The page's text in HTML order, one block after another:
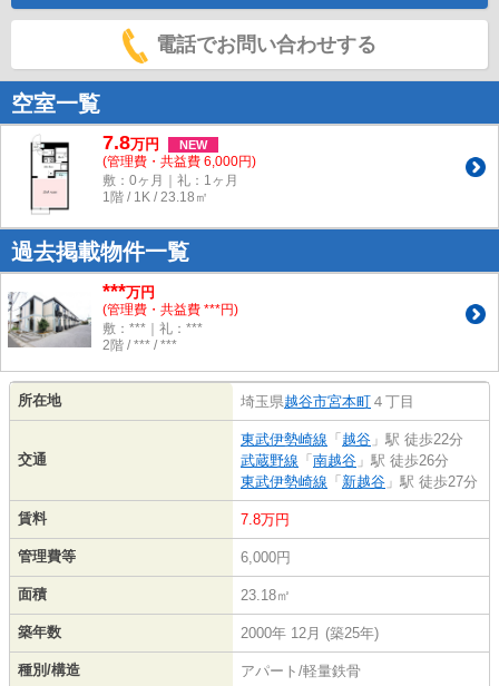
電話でお問い合わせする
空室一覧
7.8万円 NEW
(管理費・共益費 6,000円)
敷：0ヶ月｜礼：1ヶ月
1階 / 1K / 23.18㎡
過去掲載物件一覧
***万円
(管理費・共益費 ***円)
敷：***｜礼：***
2階 / *** / ***
所在地 埼玉県越谷市宮本町 ４丁目
交通
東武伊勢崎線 「越谷 」駅 徒歩22分
武蔵野線 「南越谷 」駅 徒歩26分
東武伊勢崎線 「新越谷 」駅 徒歩27分
賃料 7.8万円
管理費等 6,000円
面積 23.18㎡
築年数 2000年 12月 (築25年)
種別/構造 アパート/軽量鉄骨